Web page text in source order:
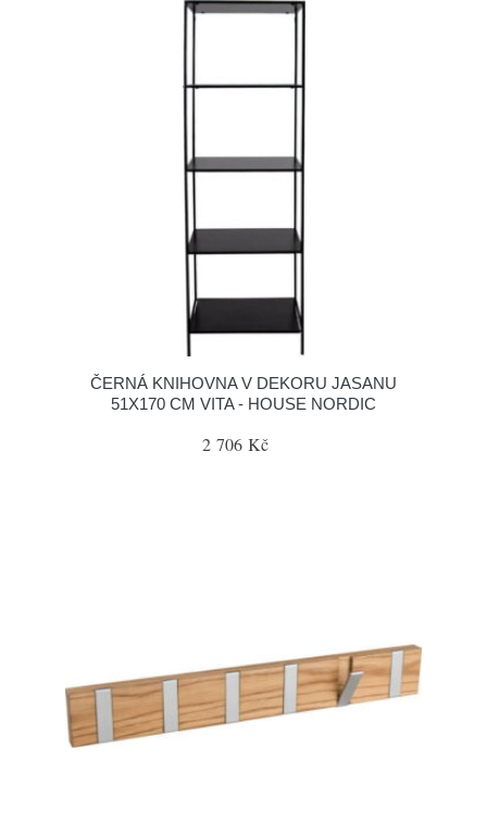
ČERNÁ KNIHOVNA V DEKORU JASANU
51X170 CM VITA - HOUSE NORDIC
2 706 Kč